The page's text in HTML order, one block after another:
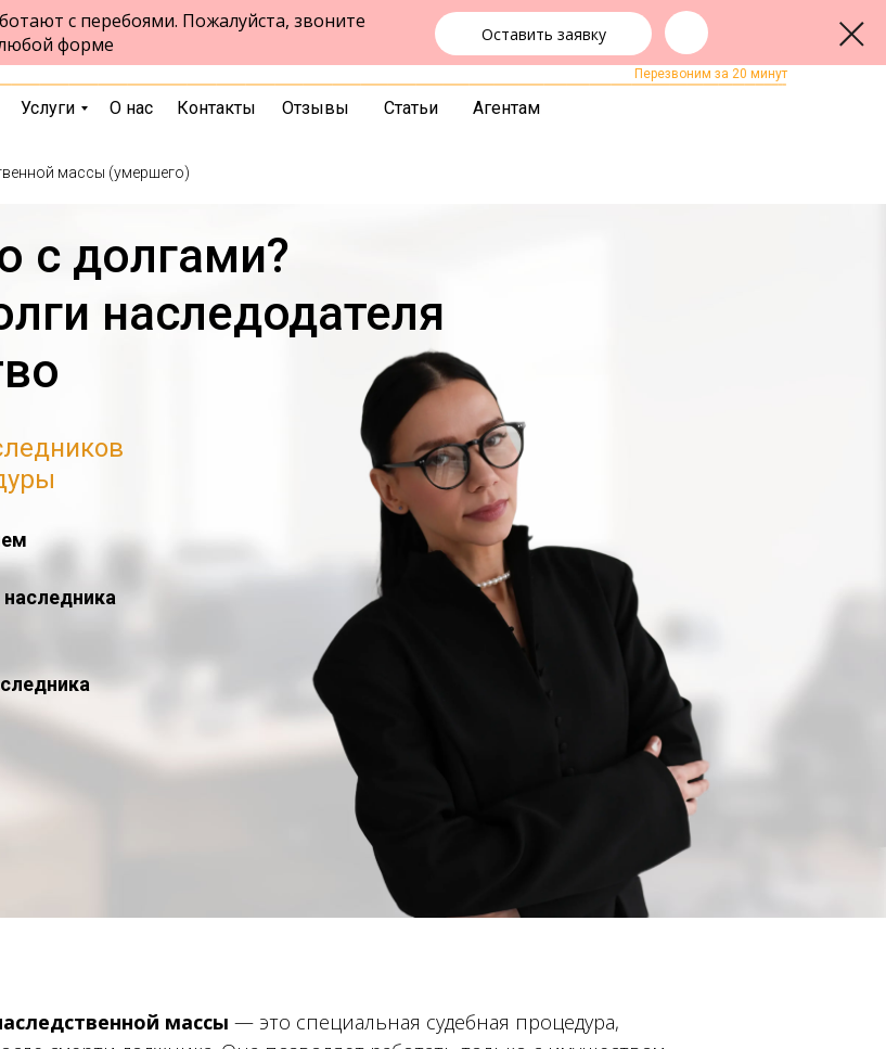
с перебоями. Пожалуйста, звоните
форме
Оставить заявку ЗАКАЗАТЬ ЗВОНОК
Перезвоним за 20 минут
Услуги О нас Контакты Отзывы Статьи Агентам
ул. Ленина, 94, 1- ый этаж
+7 (383) 322-24-65
массы (умершего)
с долгами?
наследодателя
массы — это специальная судебная процедура,